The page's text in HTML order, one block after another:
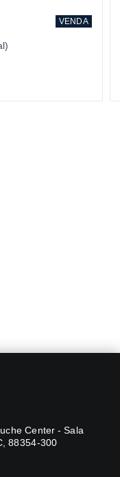
VENDA
Center - Sala
88354-300